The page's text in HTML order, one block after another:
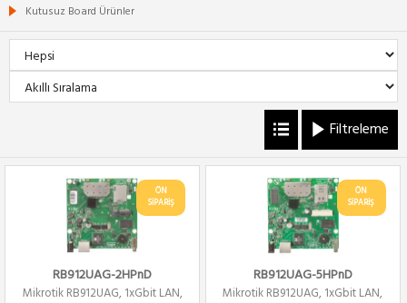
Kutusuz Board Ürünler
Filtreleme
ÖN
SİPARİŞ
RB912UAG-2HPnD
Mikrotik RB912UAG, 1xGbit LAN,
ÖN
SİPARİŞ
RB912UAG-5HPnD
Mikrotik RB912UAG, 1xGbit LAN,